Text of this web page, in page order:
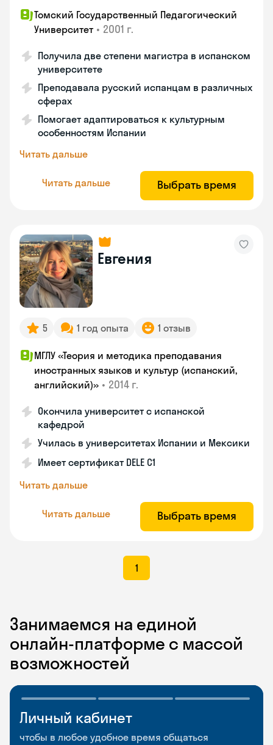
Томский Государственный Педагогический
Университет • 2001 г.
Получила две степени магистра в испанском
университете
Преподавала русский испанцам в различных
сферах
Помогает адаптироваться к культурным
особенностям Испании
Читать дальше
Читать дальше Выбрать время
Евгения
5 1 год опыта 1 отзыв
МГЛУ «Теория и методика преподавания
иностранных языков и культур (испанский,
английский)» • 2014 г.
Окончила университет с испанской
кафедрой
Училась в университетах Испании и Мексики
Имеет сертификат DELE C1
Читать дальше
Читать дальше Выбрать время
1
Занимаемся на единой
онлайн-платформе с массой
возможностей
Личный кабинет
чтобы в любое удобное время общаться
Мобильное
приложение
Разговорные клубы
и Talks